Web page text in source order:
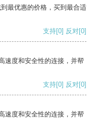
最优惠的价格，买到最合适
支持[0] 反对[0]
速度和安全性的连接，并帮
支持[0] 反对[0]
速度和安全性的连接，并帮